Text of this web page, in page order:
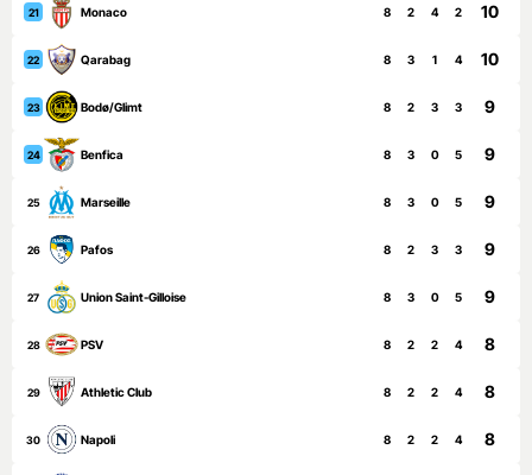
21 Monaco 8 2 4 2 10
22 Qarabag 8 3 1 4 10
23 Bodø/Glimt 8 2 3 3 9
24 Benfica 8 3 0 5 9
25 Marseille 8 3 0 5 9
26 Pafos 8 2 3 3 9
27 Union Saint-Gilloise 8 3 0 5 9
28 PSV 8 2 2 4 8
29 Athletic Club 8 2 2 4 8
30 Napoli 8 2 2 4 8